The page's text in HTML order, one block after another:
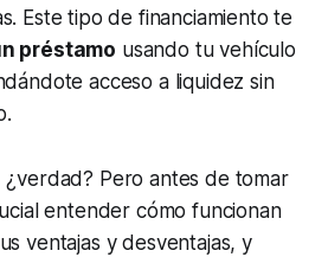
Este tipo de financiamiento te
préstamo usando tu vehículo
acceso a liquidez sin
¿verdad? Pero antes de tomar
entender cómo funcionan
ventajas y desventajas, y